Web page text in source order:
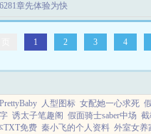
章先体验为快
1 2 3 4
人型图标 女配她一心求死
诱太子笔趣阁 假面骑士saber中场
TXT免费 秦小飞的个人资料 外室女养